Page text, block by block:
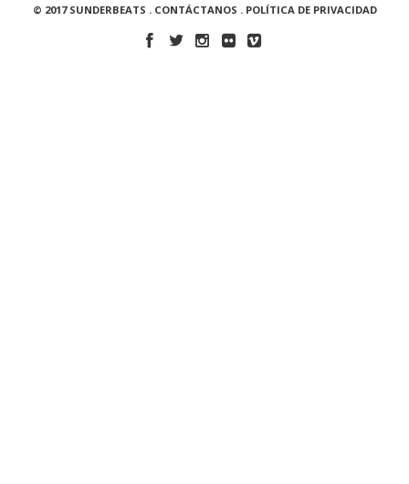
© 2017 SUNDERBEATS . CONTÁCTANOS . POLÍTICA DE PRIVACIDAD